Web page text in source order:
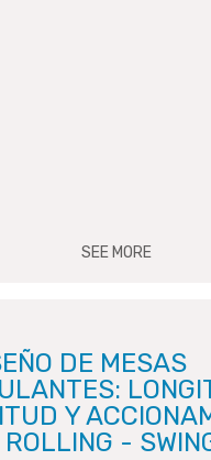
SEE MORE
DE MESAS
Y
-